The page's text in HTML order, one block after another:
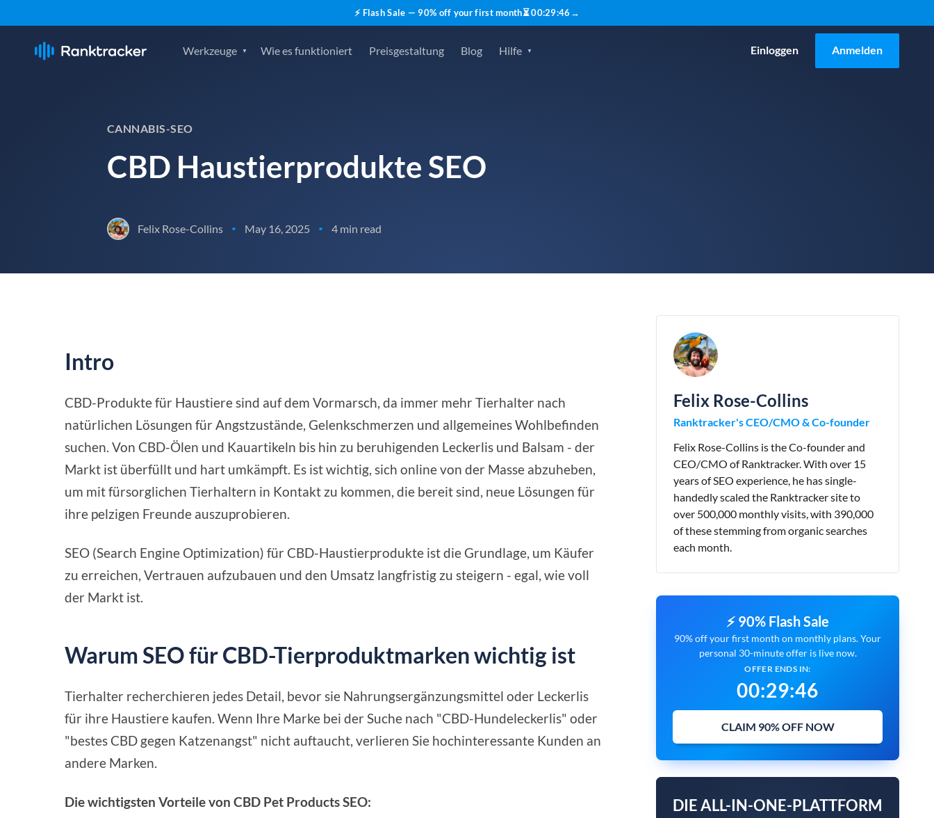
⚡ Flash Sale — 90% off your first month⏳00:29:45 →
Werkzeuge Wie es funktioniert Preisgestaltung Blog Hilfe Einloggen Anmelden
CANNABIS-SEO
CBD Haustierprodukte SEO
Felix Rose-Collins • May 16, 2025 • 4 min read
Intro
CBD-Produkte für Haustiere sind auf dem Vormarsch, da immer mehr Tierhalter nach
natürlichen Lösungen für Angstzustände, Gelenkschmerzen und allgemeines Wohlbefinden
suchen. Von CBD-Ölen und Kauartikeln bis hin zu beruhigenden Leckerlis und Balsam - der
Markt ist überfüllt und hart umkämpft. Es ist wichtig, sich online von der Masse abzuheben,
um mit fürsorglichen Tierhaltern in Kontakt zu kommen, die bereit sind, neue Lösungen für
ihre pelzigen Freunde auszuprobieren.
SEO (Search Engine Optimization) für CBD-Haustierprodukte ist die Grundlage, um Käufer
zu erreichen, Vertrauen aufzubauen und den Umsatz langfristig zu steigern - egal, wie voll
der Markt ist.
Warum SEO für CBD-Tierproduktmarken wichtig ist
Tierhalter recherchieren jedes Detail, bevor sie Nahrungsergänzungsmittel oder Leckerlis
für ihre Haustiere kaufen. Wenn Ihre Marke bei der Suche nach "CBD-Hundeleckerlis" oder
"bestes CBD gegen Katzenangst" nicht auftaucht, verlieren Sie hochinteressante Kunden an
andere Marken.
Die wichtigsten Vorteile von CBD Pet Products SEO:
Felix Rose-Collins
Ranktracker's CEO/CMO & Co-founder
Felix Rose-Collins is the Co-founder and
CEO/CMO of Ranktracker. With over 15
years of SEO experience, he has single-
handedly scaled the Ranktracker site to
over 500,000 monthly visits, with 390,000
of these stemming from organic searches
each month.
⚡ 90% Flash Sale
90% off your first month on monthly plans. Your
personal 30-minute offer is live now.
OFFER ENDS IN:
00:29:45
CLAIM 90% OFF NOW
DIE ALL-IN-ONE-PLATTFORM